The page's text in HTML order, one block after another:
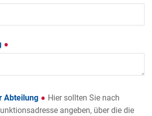
Abteilung
Hier sollten Sie nach
angeben, über die die